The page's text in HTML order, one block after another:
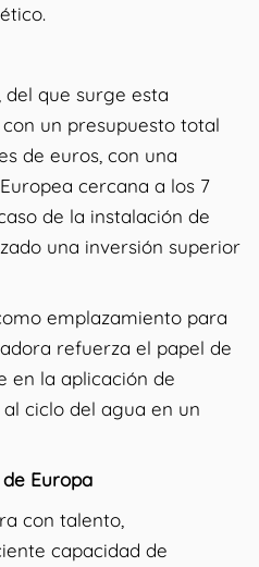
del que surge esta
un presupuesto total
de euros, con una
cercana a los 7
de la instalación de
una inversión superior
emplazamiento para
refuerza el papel de
en la aplicación de
ciclo del agua en un
Europa
con talento,
capacidad de